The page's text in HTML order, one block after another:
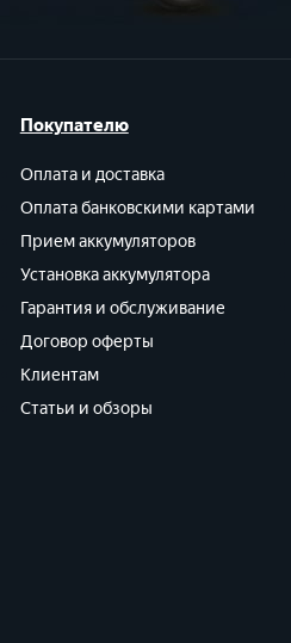
Покупателю
Оплата и доставка
Оплата банковскими картами
Прием аккумуляторов
Установка аккумулятора
Гарантия и обслуживание
Договор оферты
Клиентам
Статьи и обзоры